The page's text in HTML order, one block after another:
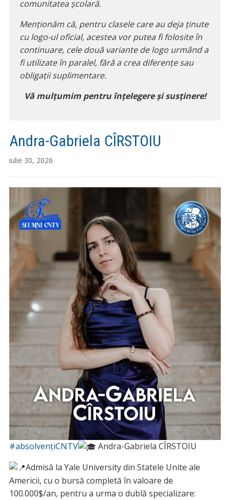
comunitatea școlară.
Menționăm că, pentru clasele care au deja ținute
cu logo-ul oficial, acestea vor putea fi folosite în
continuare, cele două variante de logo urmând a
fi utilizate în paralel, fără a crea diferențe sau
obligații suplimentare.
Vă mulțumim pentru înțelegere și susținere!
Andra-Gabriela CÎRSTOIU
iulie 30, 2026
#absolvențiCNTV
Andra-Gabriela CÎRSTOIU
Admisă la Yale University din Statele Unite ale
Americii, cu o bursă completă în valoare de
100.000$/an, pentru a urma o dublă specializare: